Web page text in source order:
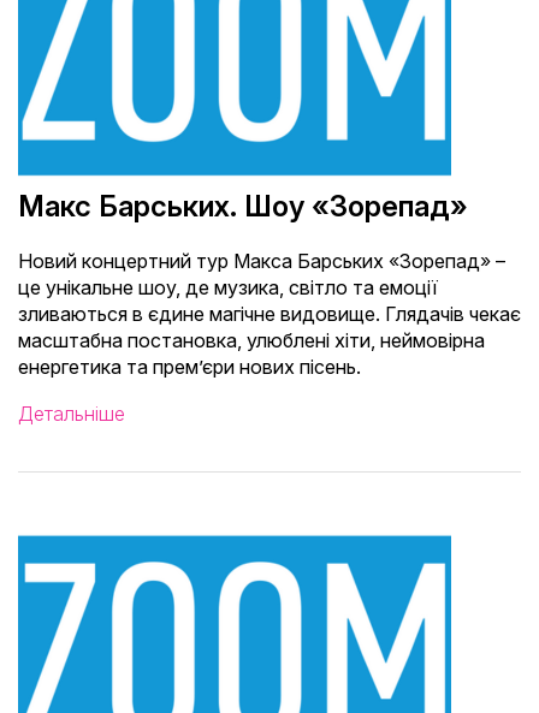
Макс Барських. Шоу «Зорепад»
Новий концертний тур Макса Барських «Зорепад» –
це унікальне шоу, де музика, світло та емоції
зливаються в єдине магічне видовище. Глядачів чекає
масштабна постановка, улюблені хіти, неймовірна
енергетика та прем’єри нових пісень.
Детальніше